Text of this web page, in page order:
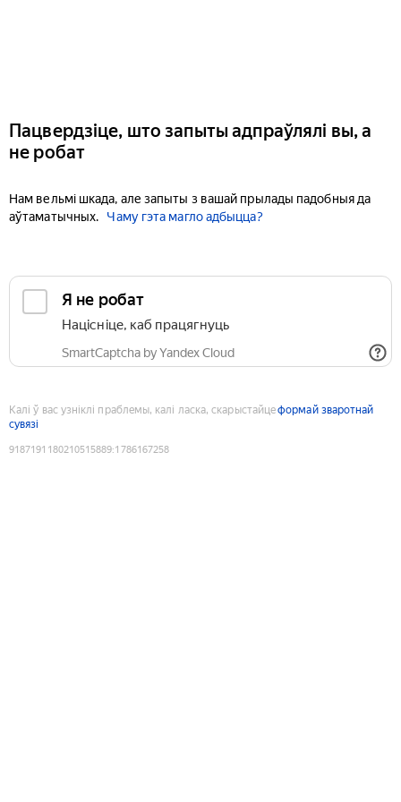
Пацвердзіце, што запыты адпраўлялі вы, а
не робат
Нам вельмі шкада, але запыты з вашай прылады падобныя да
аўтаматычных.
Чаму гэта магло адбыцца?
Я не робат
Націсніце, каб працягнуць
SmartCaptcha by Yandex Cloud
Калі ў вас узніклі праблемы, калі ласка, скарыстайцеформай зваротнай
сувязі
9187191180210515889:1786167258